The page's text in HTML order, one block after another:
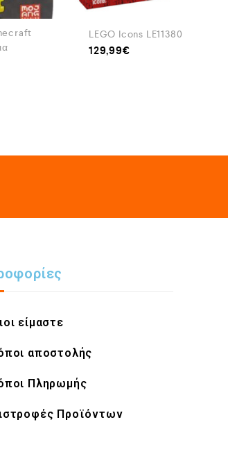
LEGO Icons LE11380
129,99€
είμαστε
αποστολής
Πληρωμής
Προϊόντων